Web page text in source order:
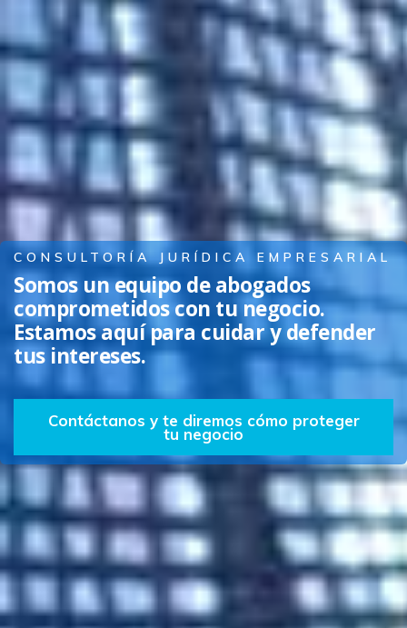
CONSULTORÍA JURÍDICA EMPRESARIAL
Somos un equipo de abogados
comprometidos con tu negocio.
Estamos aquí para cuidar y defender
tus intereses.​
Contáctanos y te diremos cómo proteger
tu negocio